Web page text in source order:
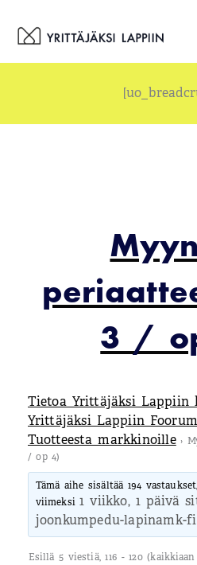
sisältöön
3 /
Tietoa Yrittäjäksi Lappiin
Yrittäjäksi Lappiin
Tuotteesta markkinoille ›
/ op 4)
Tämä aihe sisältää 194
viimeksi1 viikko, 1 päivä
joonkumpedu-lapinamk-fi
Esillä 5 viestiä, 116 - 120 (kaikkiaan